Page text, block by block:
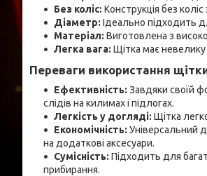
Без коліс: Конструкція без
Діаметр: Ідеально підходить
Матеріал: Виготовлена з
Легка вага: Щітка має
Переваги використання
Ефективність: Завдяки своїй
слідів на килимах і підлогах.
Легкість у догляді: Щітка
Економічність: Універсальний
на додаткові аксесуари.
Сумісність: Підходить для
прибирання.